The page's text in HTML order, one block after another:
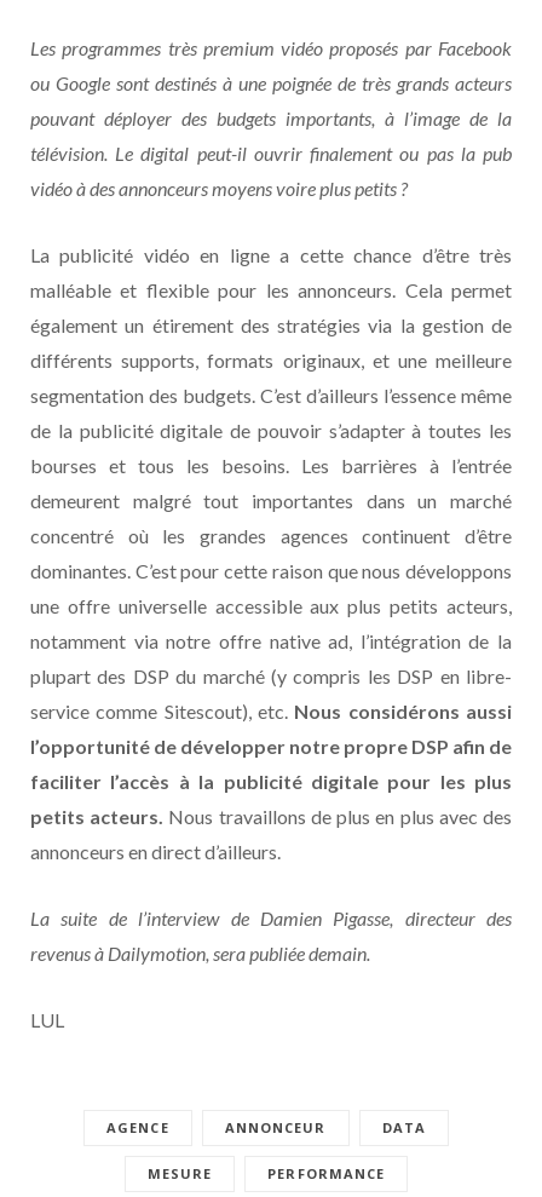
Les programmes très premium vidéo proposés par Facebook
ou Google sont destinés à une poignée de très grands acteurs
pouvant déployer des budgets importants, à l’image de la
télévision. Le digital peut-il ouvrir finalement ou pas la pub
vidéo à des annonceurs moyens voire plus petits ?
La publicité vidéo en ligne a cette chance d’être très
malléable et flexible pour les annonceurs. Cela permet
également un étirement des stratégies via la gestion de
différents supports, formats originaux, et une meilleure
segmentation des budgets. C’est d’ailleurs l’essence même
de la publicité digitale de pouvoir s’adapter à toutes les
bourses et tous les besoins. Les barrières à l’entrée
demeurent malgré tout importantes dans un marché
concentré où les grandes agences continuent d’être
dominantes. C’est pour cette raison que nous développons
une offre universelle accessible aux plus petits acteurs,
notamment via notre offre native ad, l’intégration de la
plupart des DSP du marché (y compris les DSP en libre-
service comme Sitescout), etc. Nous considérons aussi
l’opportunité de développer notre propre DSP afin de
faciliter l’accès à la publicité digitale pour les plus
petits acteurs. Nous travaillons de plus en plus avec des
annonceurs en direct d’ailleurs.
La suite de l’interview de Damien Pigasse, directeur des
revenus à Dailymotion, sera publiée demain.
LUL
AGENCE ANNONCEUR DATA
MESURE PERFORMANCE